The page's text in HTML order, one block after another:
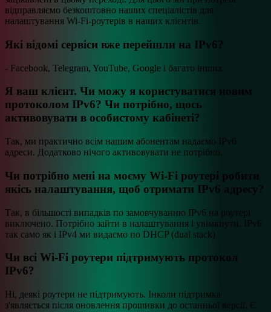
відправляємо безкоштовно наших спеціалістів для
налаштування Wi-Fi-роутерів в наших клієнтів.
Які відомі сервіси вже перейшли на IPv6?
- Facebook, Telegram, YouTube, Google і багато інших
Я ваш клієнт. Чи можу я користуватися новим
протоколом IPv6? Чи потрібно, щось
активовувати в особистому кабінеті?
Так, ми практично всім нашим абонентам надаємо IPv6
адреси. Додатково нічого активовувати не потрібно.
Чи потрібно мені на моєму Wi-Fi роутері робити
якісь налаштування, щоб отримати IPv6 адресу?
Так, в більшості випадків по замовчуванню IPv6 на роутері
виключено. Потрібно зайти в налаштування і увімкнути. IPv6
так само як і IPv4 ми видаємо по DHCP (dual stack)
Чи всі Wi-Fi роутери підтримують протокол
IPv6?
Ні, деякі роутери не підтримують. Інколи підтримка
з'являється після оновлення прошивки до останньої версії. Є